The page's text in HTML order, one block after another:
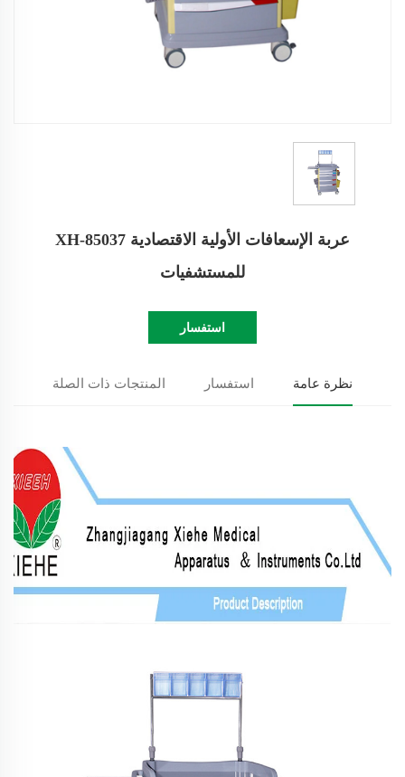
عربة الإسعافات الأولية الاقتصادية XH-85037
للمستشفيات
استفسار
نظرة عامة استفسار المنتجات ذات الصلة